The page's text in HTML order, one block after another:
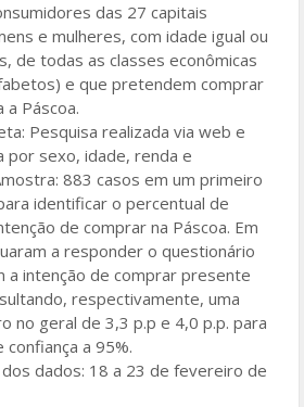
das 27 capitais
e mulheres, com idade igual ou
de todas as classes econômicas
e que pretendem comprar
Páscoa.
Pesquisa realizada via web e
por sexo, idade, renda e
883 casos em um primeiro
identificar o percentual de
de comprar na Páscoa. Em
a responder o questionário
a intenção de comprar presente
respectivamente, uma
no geral de 3,3 p.p e 4,0 p.p. para
a 95%.
dados: 18 a 23 de fevereiro de